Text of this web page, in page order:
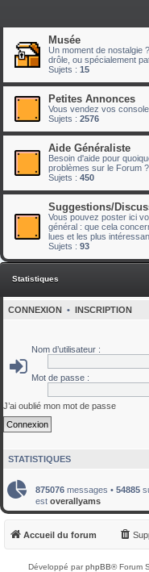
Musée
Un moment de nostalgie
drôle, ou spécialement
Sujets : 15
Petites Annonces
Vous vendez vos
Sujets : 2576
Aide Généraliste
Besoin d'aide pour
problèmes sur le Forum
Sujets : 450
Suggestions/
Vous pouvez poster ici
général : que cela
lues et les plus
Sujets : 93
Statistiques
CONNEXION • INSCRIPTION
Nom d’utilisateur :
Mot de passe :
J’ai oublié mon mot de passe
STATISTIQUES
875076 messages • 54885
est overallyams
Accueil du forum
Développé parphpBB® Forum